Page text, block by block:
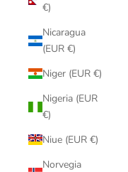
€)
Nicaragua
(EUR €)
Niger (EUR €)
Nigeria (EUR
€)
Niue (EUR €)
Norvegia